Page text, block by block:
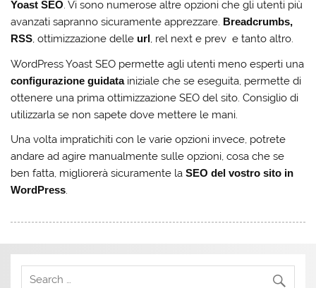
Yoast SEO. Vi sono numerose altre opzioni che gli utenti più
avanzati sapranno sicuramente apprezzare. Breadcrumbs,
RSS, ottimizzazione delle url , rel next e prev e tanto altro.
WordPress Yoast SEO permette agli utenti meno esperti una
configurazione guidatainiziale che se eseguita, permette di
ottenere una prima ottimizzazione SEO del sito. Consiglio di
utilizzarla se non sapete dove mettere le mani.
Una volta impratichiti con le varie opzioni invece, potrete
andare ad agire manualmente sulle opzioni, cosa che se
ben fatta, migliorerà sicuramente laSEO del vostro sito in
WordPress.